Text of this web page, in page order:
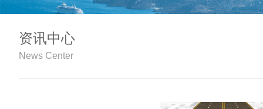
资讯中心
News Center